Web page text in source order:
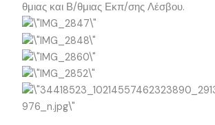
θμιας και Β/θμιας Εκπ/σης Λέσβου.